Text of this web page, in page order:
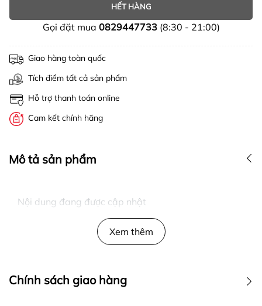
HẾT HÀNG
Gọi đặt mua 0829447733(8:30 - 21:00)
Giao hàng toàn quốc
Tích điểm tất cả sản phẩm
Hỗ trợ thanh toán online
Cam kết chính hãng
Mô tả sản phẩm
Nội dung đang được cập nhật
Xem thêm
Chính sách giao hàng